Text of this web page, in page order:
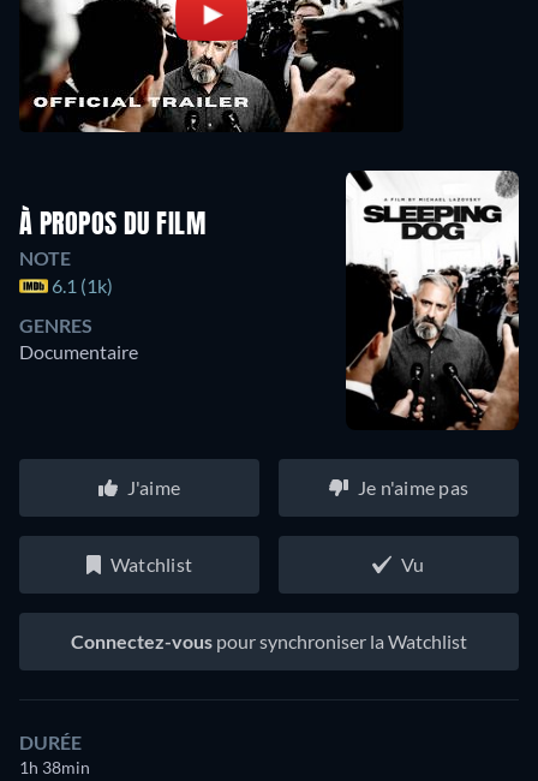
À PROPOS DU FILM
NOTE
6.1 (1k)
GENRES
Documentaire
J'aime Je n'aime pas
Watchlist Vu
Connectez-vous pour synchroniser la Watchlist
DURÉE
1h 38min